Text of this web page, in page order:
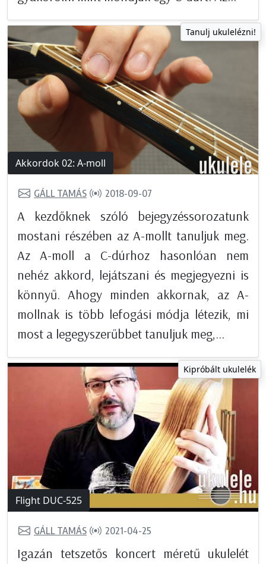
Tanulj ukulelézni!
Akkordok 02: A-moll
GÁLL TAMÁS 2018-09-07
A kezdőknek szóló bejegyzéssorozatunk
mostani részében az A-mollt tanuljuk meg.
Az A-moll a C-dúrhoz hasonlóan nem
nehéz akkord, lejátszani és megjegyezni is
könnyű. Ahogy minden akkornak, az A-
mollnak is több lefogási módja létezik, mi
most a legegyszerűbbet tanuljuk meg,...
Kipróbált ukulelék
Flight DUC-525
GÁLL TAMÁS 2021-04-25
Igazán tetszetős koncert méretű ukulelét